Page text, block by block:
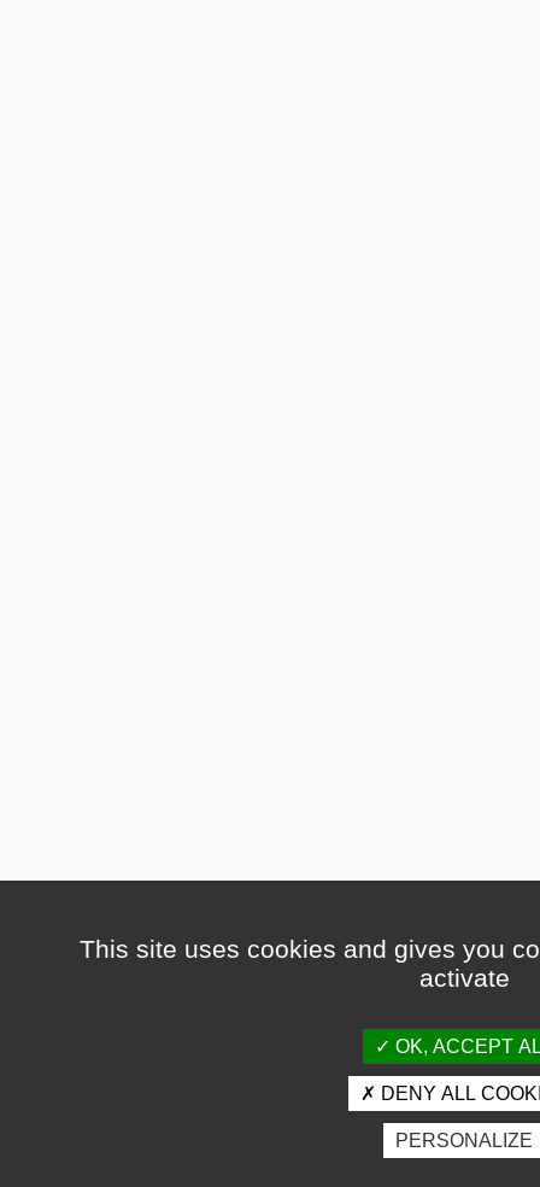
This site uses cookies and gives you
activate
OK, ACCEPT
DENY ALL
PERSONALIZE